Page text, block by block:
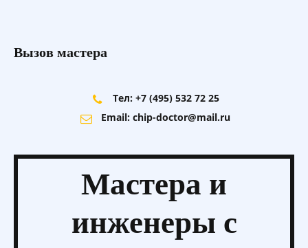
Вызов мастера
Тел: +7 (495) 532 72 25
Email: chip-doctor@mail.ru
Мастера и
инженеры с